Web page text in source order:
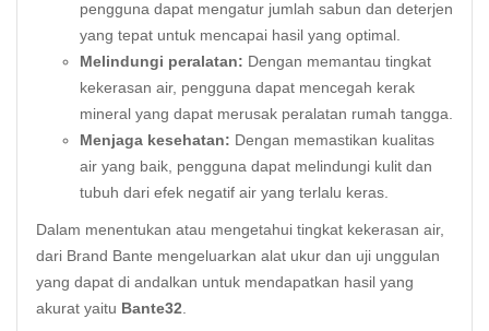
pengguna dapat mengatur jumlah sabun dan deterjen
yang tepat untuk mencapai hasil yang optimal.
Melindungi peralatan: Dengan memantau tingkat
kekerasan air, pengguna dapat mencegah kerak
mineral yang dapat merusak peralatan rumah tangga.
Menjaga kesehatan: Dengan memastikan kualitas
air yang baik, pengguna dapat melindungi kulit dan
tubuh dari efek negatif air yang terlalu keras.
Dalam menentukan atau mengetahui tingkat kekerasan air,
dari Brand Bante mengeluarkan alat ukur dan uji unggulan
yang dapat di andalkan untuk mendapatkan hasil yang
akurat yaitu Bante32